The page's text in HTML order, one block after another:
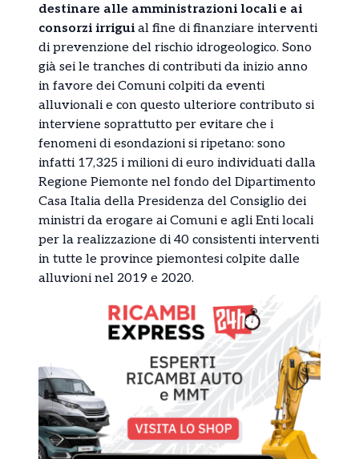
destinare alle amministrazioni locali e ai
consorzi irrigui al fine di finanziare interventi
di prevenzione del rischio idrogeologico. Sono
già sei le tranches di contributi da inizio anno
in favore dei Comuni colpiti da eventi
alluvionali e con questo ulteriore contributo si
interviene soprattutto per evitare che i
fenomeni di esondazioni si ripetano: sono
infatti 17,325 i milioni di euro individuati dalla
Regione Piemonte nel fondo del Dipartimento
Casa Italia della Presidenza del Consiglio dei
ministri da erogare ai Comuni e agli Enti locali
per la realizzazione di 40 consistenti interventi
in tutte le province piemontesi colpite dalle
alluvioni nel 2019 e 2020.